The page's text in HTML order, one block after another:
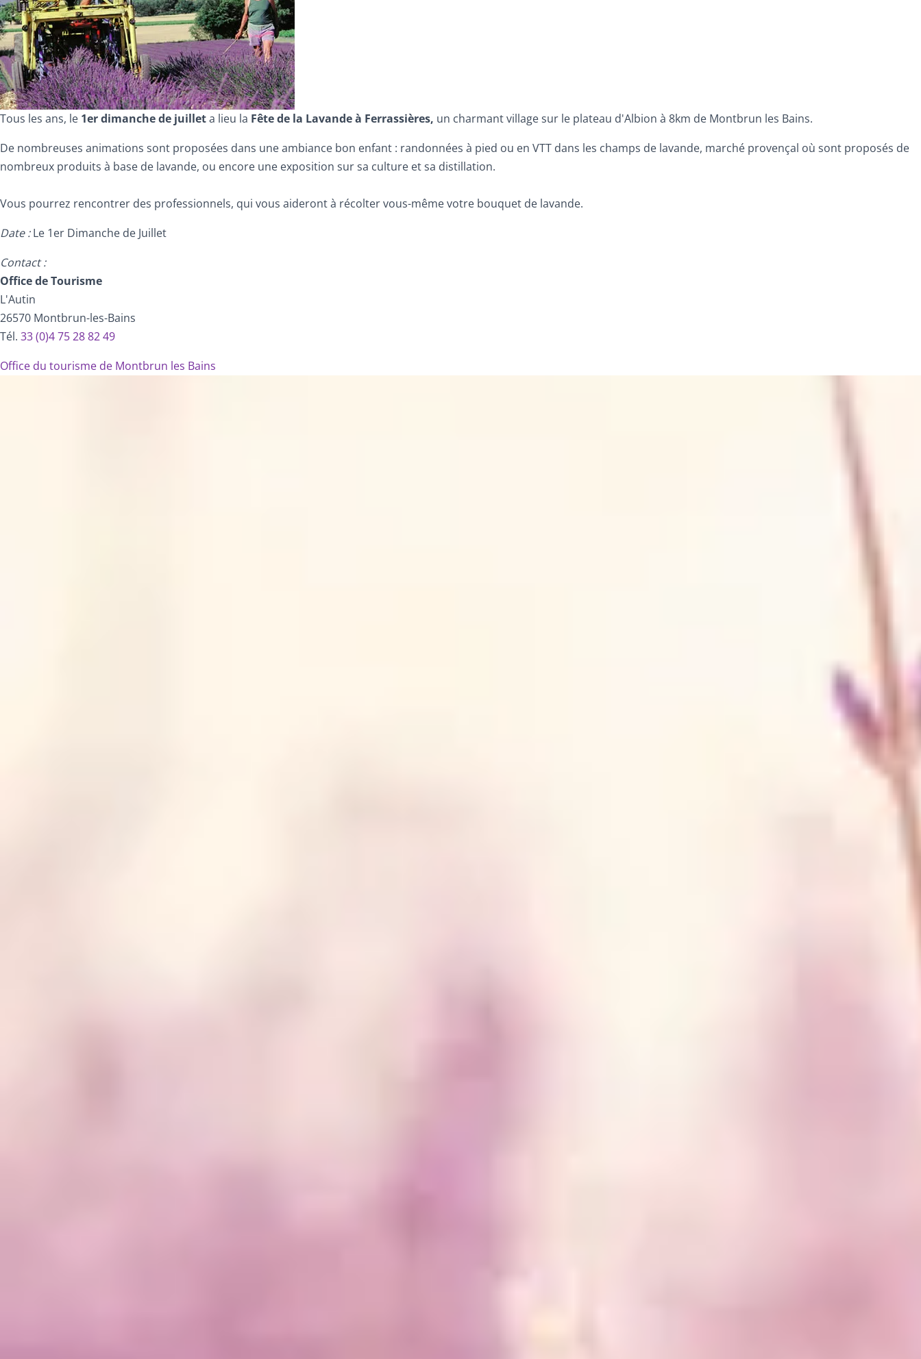
Tous les ans, le 1er dimanche de juilleta lieu la Fête de la Lavande à Ferrassières, un charmant village sur le plateau d'Albion à 8km de Montbrun les Bains.
De nombreuses animations sont proposées dans une ambiance bon enfant : randonnées à pied ou en VTT dans les champs de lavande, marché provençal où sont proposés de
nombreux produits à base de lavande, ou encore une exposition sur sa culture et sa distillation.
Vous pourrez rencontrer des professionnels, qui vous aideront à récolter vous-même votre bouquet de lavande.
Date :Le 1er Dimanche de Juillet
Contact :
Office de Tourisme
L'Autin
26570 Montbrun-les-Bains
Tél. 33 (0)4 75 28 82 49
Office du tourisme de Montbrun les Bains